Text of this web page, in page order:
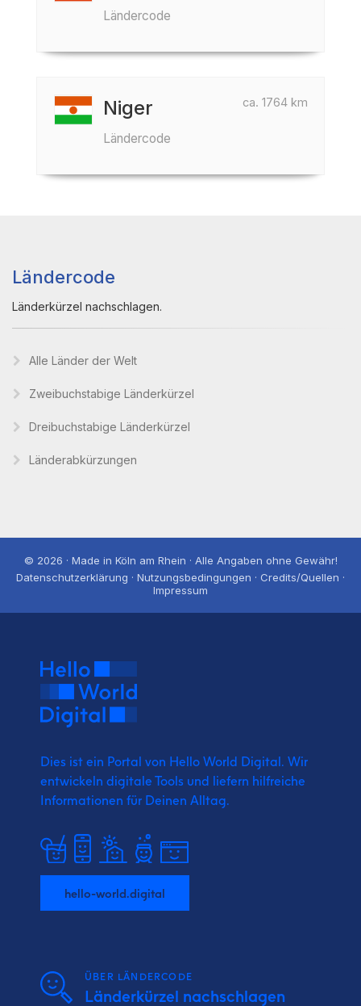
Ländercode
ca. 1764 km
Niger
Ländercode
Ländercode
Länderkürzel nachschlagen.
Alle Länder der Welt
Zweibuchstabige Länderkürzel
Dreibuchstabige Länderkürzel
Länderabkürzungen
© 2026 · Made in Köln am Rhein · Alle Angaben ohne Gewähr!
Datenschutzerklärung · Nutzungsbedingungen · Credits/Quellen ·
Impressum
Dies ist ein Portal von Hello World Digital. Wir
entwickeln digitale Tools und liefern hilfreiche
Informationen für Deinen Alltag.
hello-world.digital
ÜBER LÄNDERCODE
Länderkürzel nachschlagen